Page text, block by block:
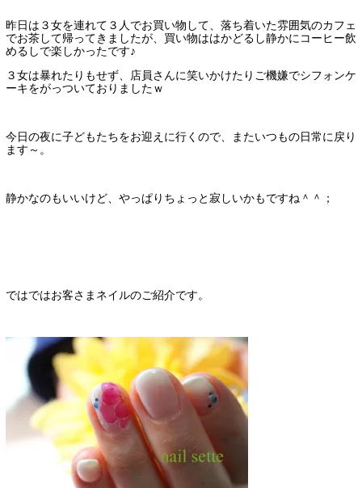
昨日は３女を連れて３人でお買い物して、落ち着いた雰囲気のカフェ
でお茶して帰ってきましたが、買い物ははかどるし静かにコーヒー飲
めるしで楽しかったです♪
３女は暴れたりもせず、店員さんに笑いかけたりご機嫌でシフォンケ
ーキをがっついておりましたｗ
今日の夜に子どもたちをお迎えに行くので、またいつもの日常に戻り
ます～。
静かなのもいいけど、やっぱりちょっと寂しいかもですね＾＾；
ではではお客さまネイルのご紹介です。